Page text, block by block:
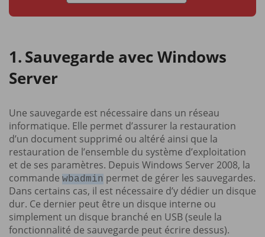
Sauvegarde avec Windows
Server
Une sauvegarde est nécessaire dans un réseau
informatique. Elle permet d’assurer la restauration
d’un document supprimé ou altéré ainsi que la
restauration de l’ensemble du système d’exploitation
et de ses paramètres. Depuis Windows Server 2008, la
commande wbadmin permet de gérer les sauvegardes.
Dans certains cas, il est nécessaire d’y dédier un disque
dur. Ce dernier peut être un disque interne ou
simplement un disque branché en USB (seule la
fonctionnalité de sauvegarde peut écrire dessus).